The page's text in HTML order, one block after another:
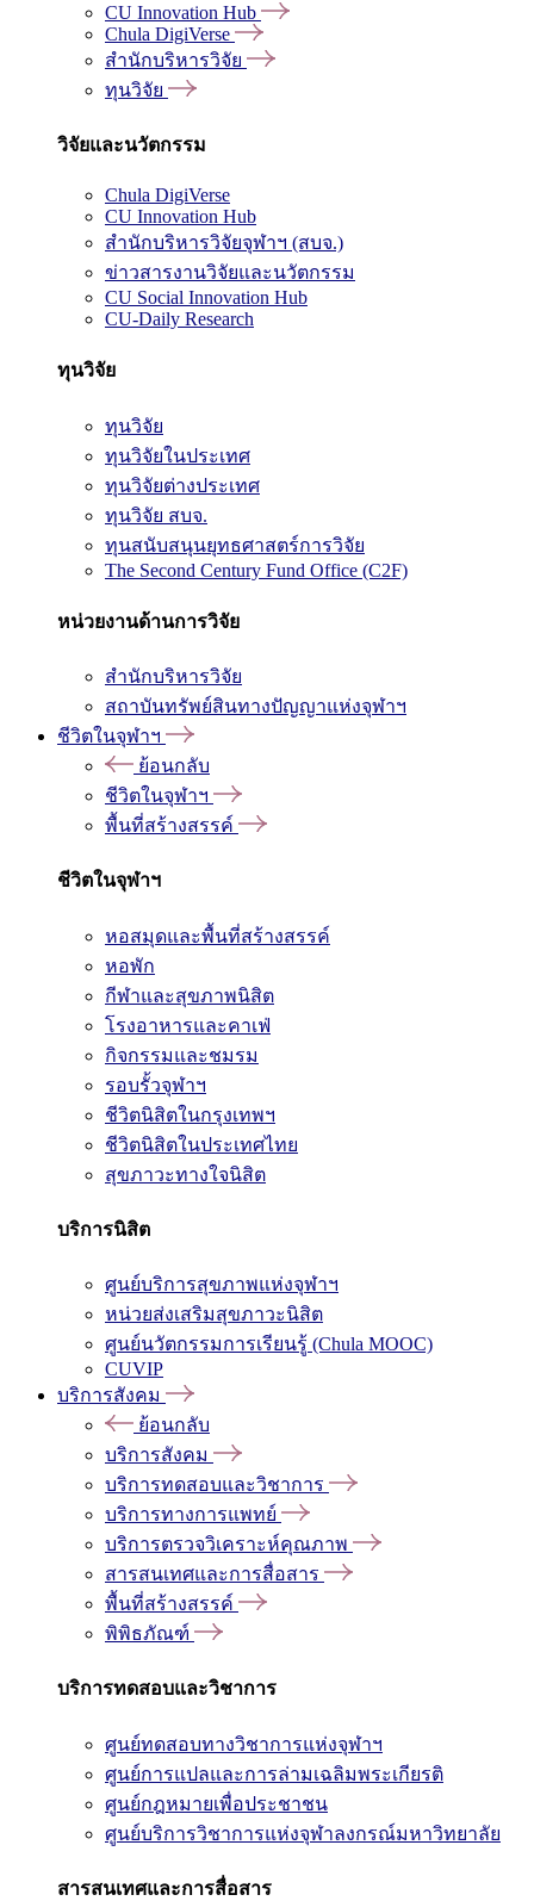
CU Innovation Hub
Chula DigiVerse
สำนักบริหารวิจัย
ทุนวิจัย
วิจัยและนวัตกรรม
Chula DigiVerse
CU Innovation Hub
สำนักบริหารวิจัยจุฬาฯ (สบจ.)
ข่าวสารงานวิจัยและนวัตกรรม
CU Social Innovation Hub
CU-Daily Research
ทุนวิจัย
ทุนวิจัย
ทุนวิจัยในประเทศ
ทุนวิจัยต่างประเทศ
ทุนวิจัย สบจ.
ทุนสนับสนุนยุทธศาสตร์การวิจัย
The Second Century Fund Office (C2F)
หน่วยงานด้านการวิจัย
สำนักบริหารวิจัย
สถาบันทรัพย์สินทางปัญญาแห่งจุฬาฯ
ชีวิตในจุฬาฯ
ย้อนกลับ
ชีวิตในจุฬาฯ
พื้นที่สร้างสรรค์
ชีวิตในจุฬาฯ
หอสมุดและพื้นที่สร้างสรรค์
หอพัก
กีฬาและสุขภาพนิสิต
โรงอาหารและคาเฟ่
กิจกรรมและชมรม
รอบรั้วจุฬาฯ
ชีวิตนิสิตในกรุงเทพฯ
ชีวิตนิสิตในประเทศไทย
สุขภาวะทางใจนิสิต
บริการนิสิต
ศูนย์บริการสุขภาพแห่งจุฬาฯ
หน่วยส่งเสริมสุขภาวะนิสิต
ศูนย์นวัตกรรมการเรียนรู้ (Chula MOOC)
CUVIP
บริการสังคม
ย้อนกลับ
บริการสังคม
บริการทดสอบและวิชาการ
บริการทางการแพทย์
บริการตรวจวิเคราะห์คุณภาพ
สารสนเทศและการสื่อสาร
พื้นที่สร้างสรรค์
พิพิธภัณฑ์
บริการทดสอบและวิชาการ
ศูนย์ทดสอบทางวิชาการแห่งจุฬาฯ
ศูนย์การแปลและการล่ามเฉลิมพระเกียรติ
ศูนย์กฎหมายเพื่อประชาชน
ศูนย์บริการวิชาการแห่งจุฬาลงกรณ์มหาวิทยาลัย
สารสนเทศและการสื่อสาร